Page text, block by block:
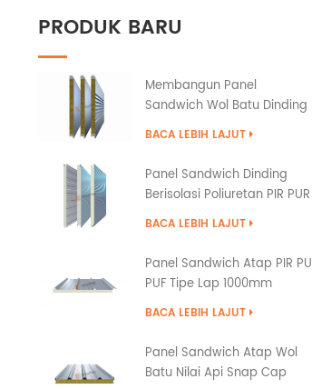
PRODUK BARU
Membangun Panel
Sandwich Wol Batu Dinding
Eksterior dengan
BACA LEBIH LAJUT
Panel Sandwich Dinding
Berisolasi Poliuretan PIR PUR
PU
BACA LEBIH LAJUT
Panel Sandwich Atap PIR PU
PUF Tipe Lap 1000mm
BACA LEBIH LAJUT
Panel Sandwich Atap Wol
Batu Nilai Api Snap Cap